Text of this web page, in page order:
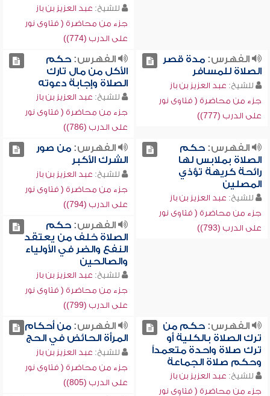
للشيخ: عبد العزيز بن باز
جزء من محاضرة ( فتاوى نور
على الدرب (774))
الفهرس:مدة قصر
الصلاة للمسافر
للشيخ: عبد العزيز بن باز
جزء من محاضرة ( فتاوى نور
على الدرب (777))
الفهرس:حكم
الأكل من مال تارك
الصلاة وإجابة دعوته
للشيخ: عبد العزيز بن باز
جزء من محاضرة ( فتاوى نور
على الدرب (786))
الفهرس:حكم
الصلاة بملابس لها
رائحة كريهة تؤذي
المصلين
للشيخ: عبد العزيز بن باز
جزء من محاضرة ( فتاوى نور
على الدرب (793))
الفهرس:من صور
الشرك الأكبر
للشيخ: عبد العزيز بن باز
جزء من محاضرة ( فتاوى نور
على الدرب (794))
الفهرس:حكم
الصلاة خلف من يعتقد
النفع والضر في الأولياء
والصالحين
للشيخ: عبد العزيز بن باز
جزء من محاضرة ( فتاوى نور
على الدرب (799))
الفهرس:حكم من
ترك الصلاة بالكلية أو
ترك صلاة واحدة متعمداً
وحكم صلاة الجماعة
للشيخ: عبد العزيز بن باز
جزء من محاضرة ( فتاوى نور
الفهرس:من أحكام
المرأة الحائض في الحج
للشيخ: عبد العزيز بن باز
جزء من محاضرة ( فتاوى نور
على الدرب (805))